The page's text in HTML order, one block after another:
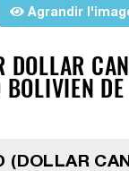
Agrandir
DOLLAR
(DOLLAR